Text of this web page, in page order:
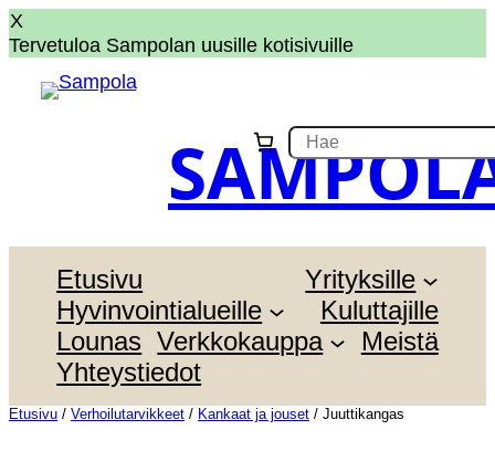
X
Tervetuloa Sampolan uusille kotisivuille
sisältöön
S
e
a
c
Etusivu
Yrityksille
Hyvinvointialueille
Kuluttajille
Lounas Verkkokauppa
Meistä
Yhteystiedot
Etusivu / Verhoilutarvikkeet / Kankaat ja jouset / Juuttikangas